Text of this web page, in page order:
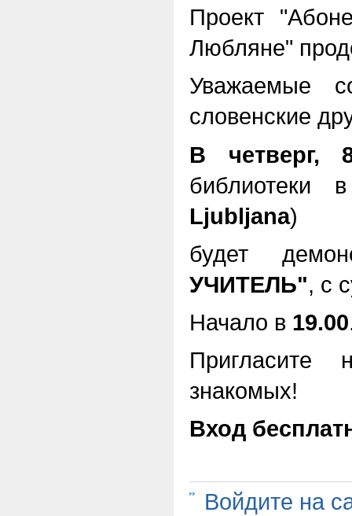
Проект
Любляне"
Уважаемые
словенские
В четверг,
библиотеки
Ljubljana)
будет
УЧИТЕЛЬ", с
Начало в 19.00
Пригласите
знакомых!
Вход
Войдите на